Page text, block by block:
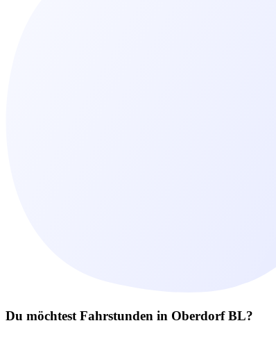
Du möchtest Fahrstunden in Oberdorf BL?